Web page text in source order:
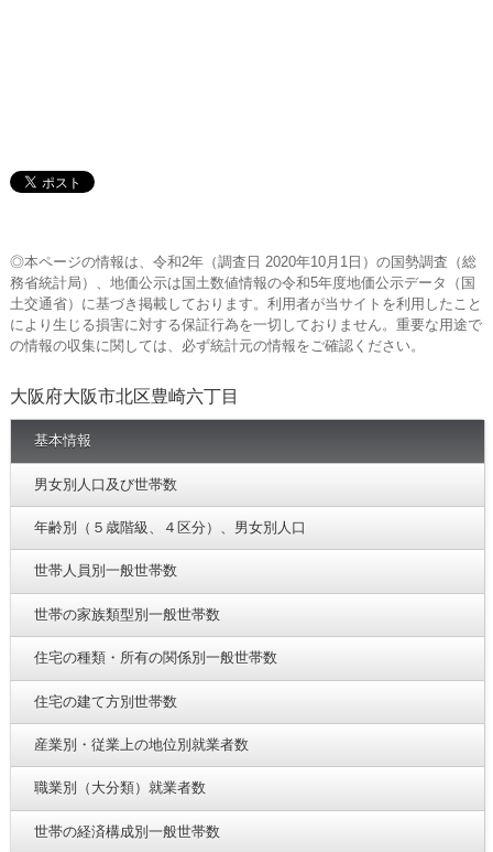
◎本ページの情報は、令和2年（調査日 2020年10月1日）の国勢調査（総
務省統計局）、地価公示は国土数値情報の令和5年度地価公示データ（国
土交通省）に基づき掲載しております。利用者が当サイトを利用したこと
により生じる損害に対する保証行為を一切しておりません。重要な用途で
の情報の収集に関しては、必ず統計元の情報をご確認ください。
大阪府大阪市北区豊崎六丁目
基本情報
男女別人口及び世帯数
年齢別（５歳階級、４区分）、男女別人口
世帯人員別一般世帯数
世帯の家族類型別一般世帯数
住宅の種類・所有の関係別一般世帯数
住宅の建て方別世帯数
産業別・従業上の地位別就業者数
職業別（大分類）就業者数
世帯の経済構成別一般世帯数